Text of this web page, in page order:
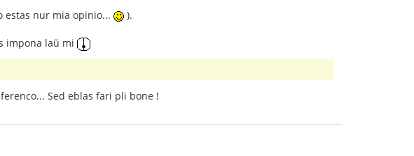
estas nur mia opinio...
).
impona laŭ mi
Sed eblas fari pli bone !